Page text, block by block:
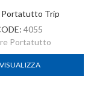
Portatutto Trip
4055
Portatutto
VISUALIZZA